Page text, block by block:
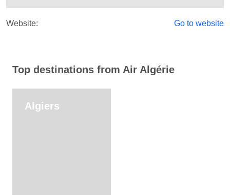
Website: Go to website
Top destinations from Air Algérie
Algiers